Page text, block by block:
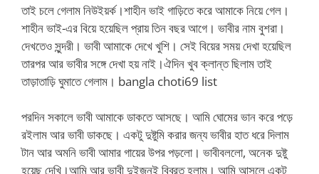
তাই চলে গেলাম নিউইয়র্ক।শাহীন ভাই গাড়িতে করে আমাকে নিয়ে গেল।
শাহীন ভাই-এর বিয়ে হয়েছিল প্রায় তিন বছর আগে। ভাবীর নাম বুশরা।
দেখতেও সুন্দরী। ভাবী আমাকে দেখে খুশি। সেই বিয়ের সময় দেখা হয়েছিল
তারপর আর ভাবীর সঙ্গে দেখা হয় নাই।ঐদিন খুব ক্লান্ত ছিলাম তাই
তাড়াতাড়ি ঘুমাতে গেলাম। bangla choti69 list
পরদিন সকালে ভাবী আমাকে ডাকতে আসছে। আমি ঘোমের ভান করে পড়ে
রইলাম আর ভাবী ডাকছে। একটু দুষ্টুমি করার জন্য ভাবীর হাত ধরে দিলাম
টান আর অমনি ভাবী আমার গায়ের উপর পড়লো। ভাবীবললো, অনেক দুষ্টু
হয়েছ দেখি।আমি আর ভাবী দুইজনই বিব্রত হলাম। আমি আসলে একটু